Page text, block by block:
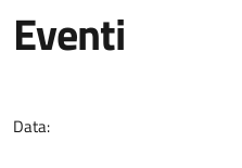
Eventi
Data: